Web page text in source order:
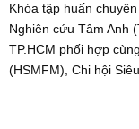
Khóa tập huấn
Nghiên cứu Tâm Anh
TP.HCM phối hợp
(HSMFM), Chi hội